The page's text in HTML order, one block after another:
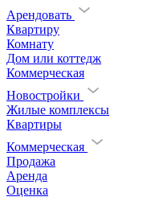
Арендовать
Квартиру
Комнату
Дом или коттедж
Коммерческая
Новостройки
Жилые комплексы
Квартиры
Коммерческая
Продажа
Аренда
Оценка